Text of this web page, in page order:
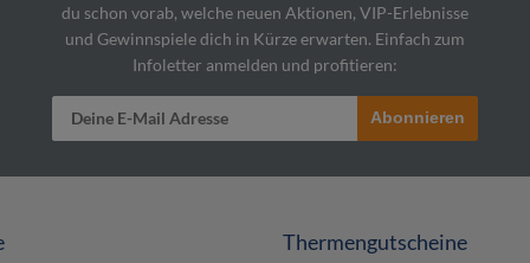
du schon vorab, welche neuen Aktionen, VIP-Erlebnisse
und Gewinnspiele dich in Kürze erwarten. Einfach zum
Infoletter anmelden und profitieren:
Abonnieren
Thermengutscheine